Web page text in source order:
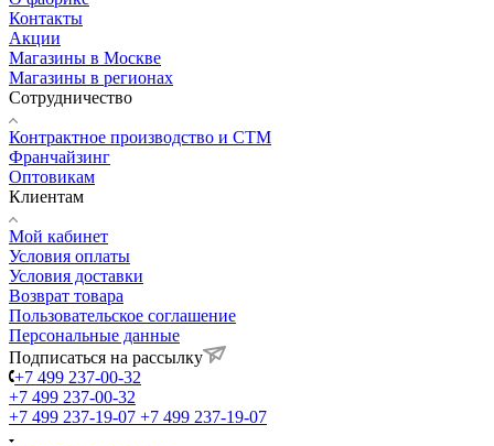
Контакты
Акции
Магазины в Москве
Магазины в регионах
Сотрудничество
Контрактное производство и СТМ
Франчайзинг
Оптовикам
Клиентам
Мой кабинет
Условия оплаты
Условия доставки
Возврат товара
Пользовательское соглашение
Персональные данные
Подписаться на рассылку
+7 499 237-00-32
+7 499 237-00-32
+7 499 237-19-07 +7 499 237-19-07